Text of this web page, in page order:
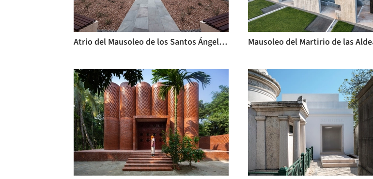
Atrio del Mausoleo de los Santos Ángeles / Harmer Architecture